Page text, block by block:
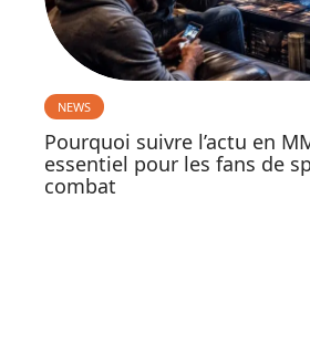
NEWS
Pourquoi suivre l’actu en
essentiel pour les fans de
combat